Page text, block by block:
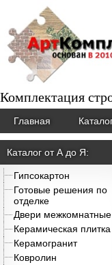
Комплектация
Главная
Каталог от А до Я:
Гипсокартон
Готовые решения по
отделке
Двери межкомнатные
Керамическая плитка
Керамогранит
Ковролин